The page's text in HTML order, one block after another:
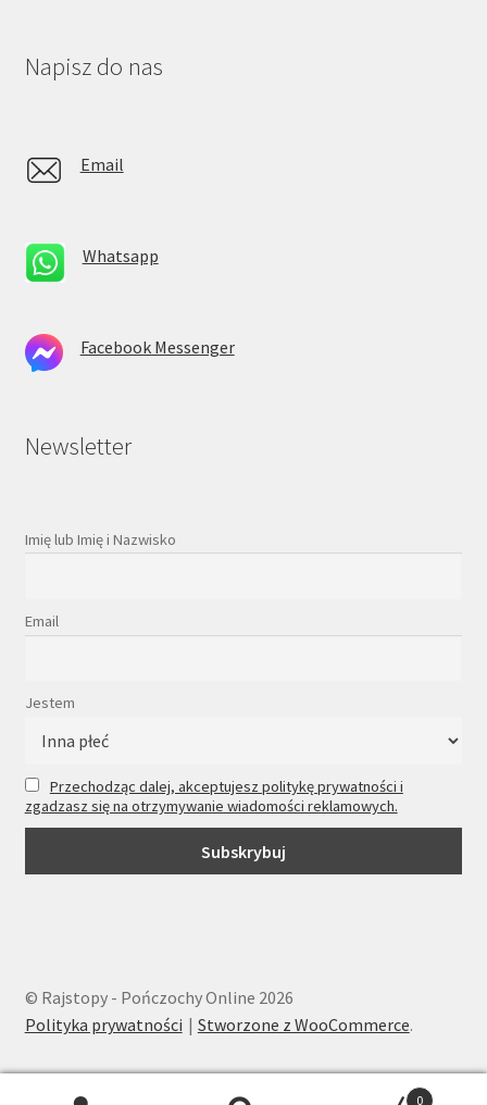
Napisz do nas
Email
Whatsapp
Facebook Messenger
Newsletter
Imię lub Imię i Nazwisko
Email
Jestem
Przechodząc dalej, akceptujesz politykę prywatności i
zgadzasz się na otrzymywanie wiadomości reklamowych.
© Rajstopy - Pończochy Online 2026
Polityka prywatności
Stworzone z WooCommerce.
0